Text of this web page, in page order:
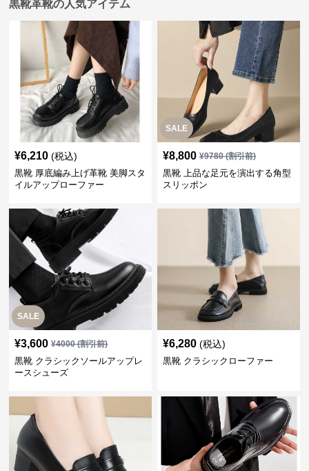
黒靴革靴の人気アイテム
¥6,210 (税込)
黒靴 厚底編み上げ革靴 美脚スタ
イルアップローファー
SALE
¥8,800 ¥9780(割引前)
黒靴 上品な足元を演出する角型
スリッポン
SALE
¥3,600 ¥4000(割引前)
黒靴 クラシックソールアップレ
ースシューズ
¥6,280 (税込)
黒靴 クラシックローファー